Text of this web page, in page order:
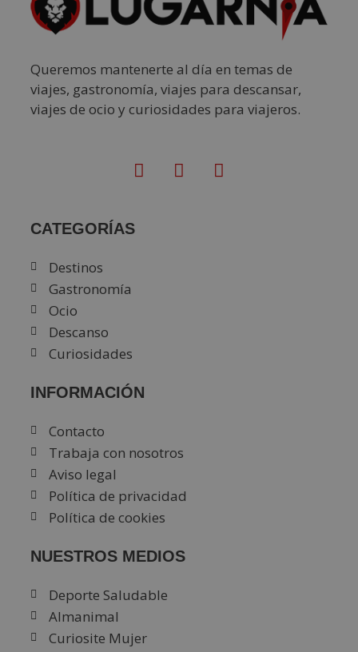
Queremos mantenerte al día en temas de
viajes, gastronomía, viajes para descansar,
viajes de ocio y curiosidades para viajeros.
CATEGORÍAS
Destinos
Gastronomía
Ocio
Descanso
Curiosidades
INFORMACIÓN
Contacto
Trabaja con nosotros
Aviso legal
Política de privacidad
Política de cookies
NUESTROS MEDIOS
Deporte Saludable
Almanimal
Curiosite Mujer